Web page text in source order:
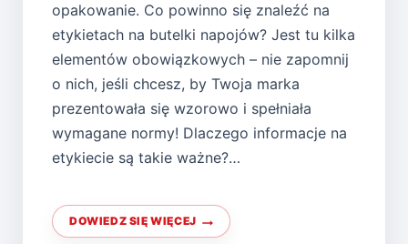
opakowanie. Co powinno się znaleźć na
etykietach na butelki napojów? Jest tu kilka
elementów obowiązkowych – nie zapomnij
o nich, jeśli chcesz, by Twoja marka
prezentowała się wzorowo i spełniała
wymagane normy! Dlaczego informacje na
etykiecie są takie ważne?…
DOWIEDZ SIĘ WIĘCEJ
CO
POWINNO